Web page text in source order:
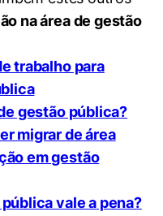
na área de gestão
trabalho para
gestão pública?
migrar de área
em gestão
vale a pena?